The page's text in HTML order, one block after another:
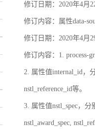
修订日期：2020年4月
修订内容：属性data-
修订日期：2020年4月
修订内容：1. process-
2. 属性值internal_id，
nstl_reference_id等。
3. 属性值nstl_spec，分
nstl_award_spec,